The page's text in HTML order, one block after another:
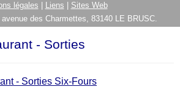
légales Liens
Sites Web
des Charmettes, 83140 LE BRUSC.
- Sorties
- Sorties Six-Fours